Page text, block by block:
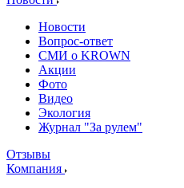
Новости
Вопрос-ответ
СМИ о KROWN
Акции
Фото
Видео
Экология
Журнал "За рулем"
Отзывы
Компания